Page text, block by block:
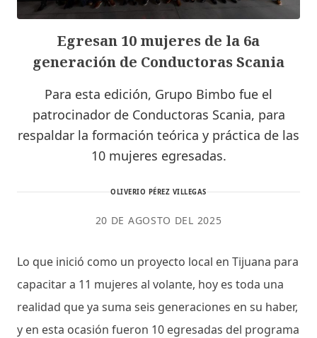
Egresan 10 mujeres de la 6a
generación de Conductoras Scania
Para esta edición, Grupo Bimbo fue el
patrocinador de Conductoras Scania, para
respaldar la formación teórica y práctica de las
10 mujeres egresadas.
OLIVERIO PÉREZ VILLEGAS
20 DE AGOSTO DEL 2025
Lo que inició como un proyecto local en Tijuana para
capacitar a 11 mujeres al volante, hoy es toda una
realidad que ya suma seis generaciones en su haber,
y en esta ocasión fueron 10 egresadas del programa